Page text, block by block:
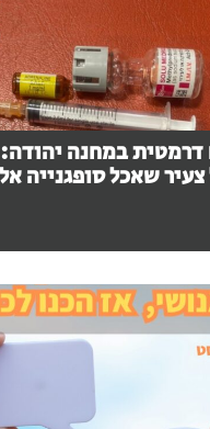
במחנה יהודה:
שאכל סופגנייה